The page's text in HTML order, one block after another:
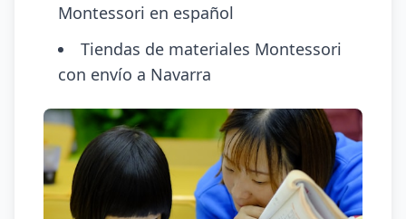
Montessori en español
Tiendas de materiales Montessori
con envío a Navarra